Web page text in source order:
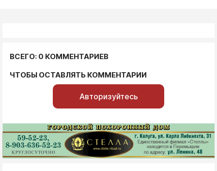
ВСЕГО: 0 КОММЕНТАРИЕВ
ЧТОБЫ ОСТАВЛЯТЬ КОММЕНТАРИИ
Авторизуйтесь